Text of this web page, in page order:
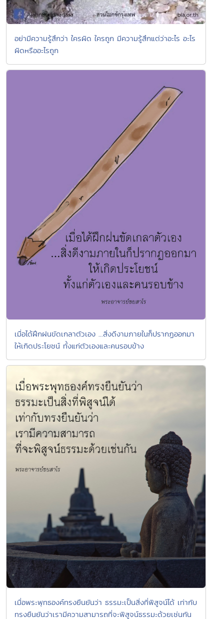
อย่ามีความรู้สึกว่า ใครผิด ใครถูก มีความรู้สึกแต่ว่าอะไร อะไร
ผิดหรืออะไรถูก
เมื่อได้ฝึกฝนขัดเกลาตัวเอง ...สิ่งดีงามภายในก็ปรากฏออกมา
ให้เกิดประโยชน์ ทั้งแก่ตัวเองและคนรอบข้าง
เมื่อพระพุทธองค์ทรงยืนยันว่า ธรรมะเป็นสิ่งที่พิสูจน์ได้ เท่ากับ
ทรงยืนยันว่าเรามีความสามารถที่จะพิสูจน์ธรรมะด้วยเช่นกัน